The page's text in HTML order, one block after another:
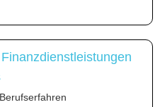
Berufserfahren